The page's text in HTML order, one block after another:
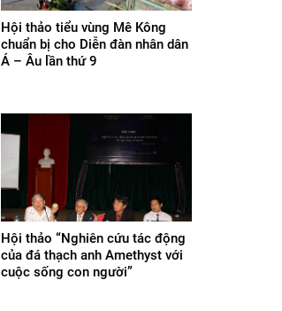
Hội thảo tiểu vùng Mê Kông
chuẩn bị cho Diễn đàn nhân dân
Á – Âu lần thứ 9
Hội thảo “Nghiên cứu tác động
của đá thạch anh Amethyst với
cuộc sống con người”